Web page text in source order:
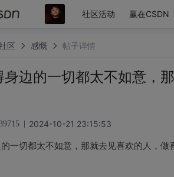
社区活动 赢在CSDN
区 感慨 帖子详情
身边的一切都太不如意，
2024-10-21 23:15:53
一切都太不如意，那就去见喜欢的人，做